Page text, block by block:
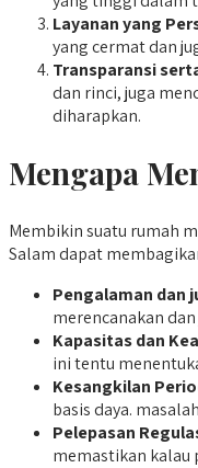
Layanan yang
yang cermat dan
Transparansi
dan rinci, juga
diharapkan.
Mengapa
Membikin suatu rumah
Salam dapat
Pengalaman dan
merencanakan
Kapasitas dan
ini tentu
Kesangkilan
basis daya.
Pelepasan
memastikan kalau